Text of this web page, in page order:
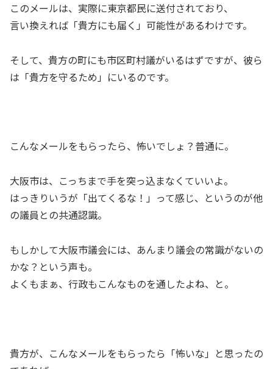
このメールは、実際に東京都民に送付されており、
言い換えれば「貴方にも届く」可能性があるわけです。
そして、貴方の町にも市区町村議がいるはずですが、彼ら
は「貴方を守るため」にいるのです。
こんなメールをもらったら、怖いでしょ？普通に。
大阪市は、こっちまで手を突っ込まなくていいよ。
はっきりいうが「出てくるな！」って感じ、というのが他
の議員との共通認識。
もしかして大阪市議会には、あんまり議会の常識がないの
かな？という声も。
よくもまぁ、行政もこんなものを通したよね、と。
貴方が、こんなメールをもらったら「怖いな」と思ったの